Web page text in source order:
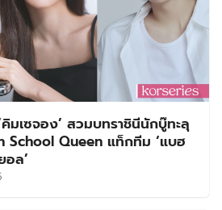
มเซจอง’ สวมบทราชินีนักบู๊ทะลุ
School Queen แท็กทีม ‘แบฮ
ล’